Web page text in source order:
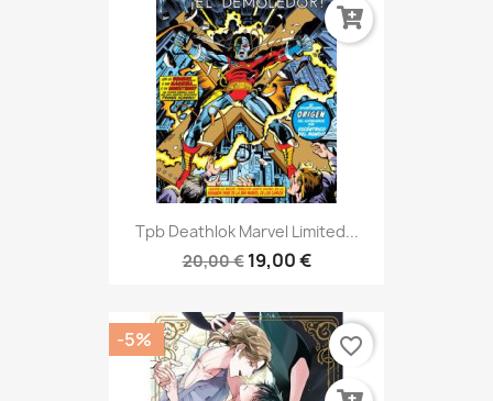
Tpb Deathlok Marvel Limited...
20,00 € 19,00 €
-5% favorite_border